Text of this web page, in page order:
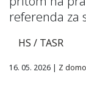
referenda za
HS / TASR
16. 05. 2026 | Z